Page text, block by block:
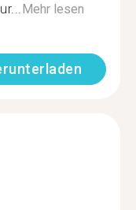
Mehr lesen